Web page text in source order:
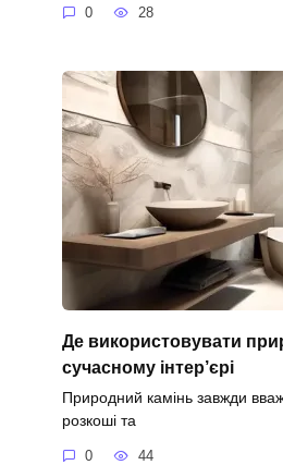
0 28
Де використовувати
сучасному інтер’єрі
Природний камінь завжди
розкоші та
0 44